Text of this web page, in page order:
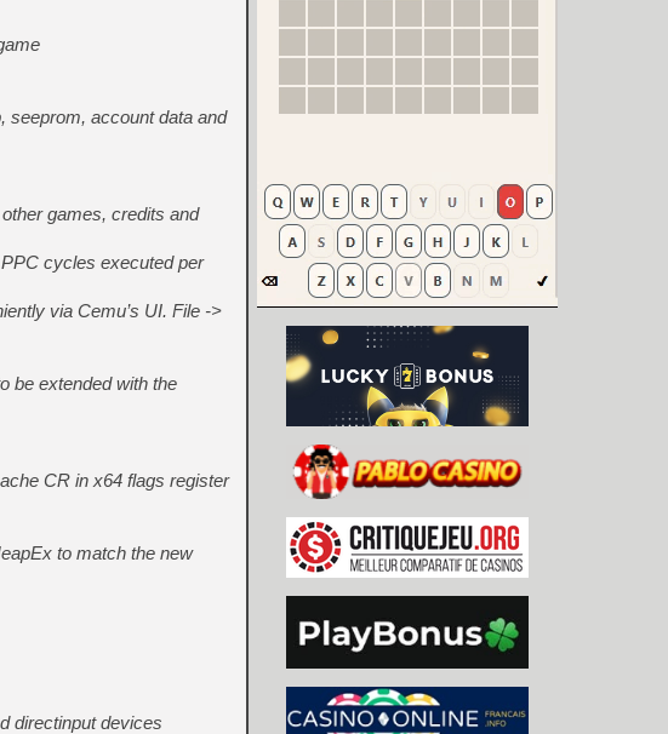
seeprom, account data and
games, credits and
cycles executed per
via Cemu’s UI. File ->
be extended with the
CR in x64 flags register
to match the new
directinput devices